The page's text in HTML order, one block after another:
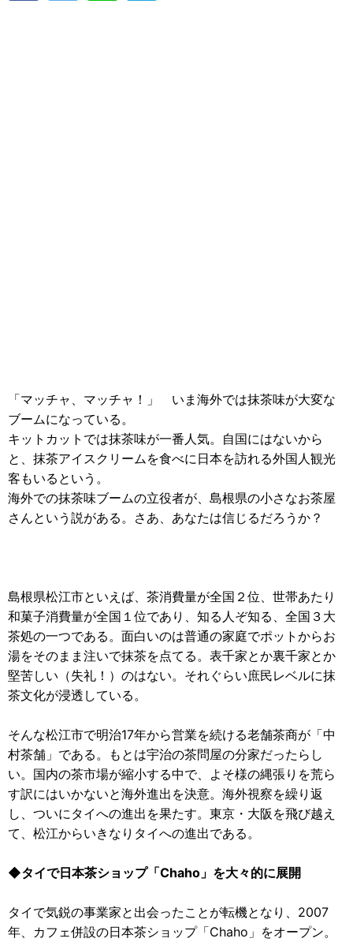
「マッチャ、マッチャ！」 いま海外では抹茶味が大変な
ブームになっている。
キットカットでは抹茶味が一番人気。自国にはないから
と、抹茶アイスクリームを食べに日本を訪れる外国人観光
客もいるという。
海外での抹茶味ブームの立役者が、島根県の小さなお茶屋
さんという説がある。さあ、あなたは信じるだろうか？
島根県松江市といえば、茶消費量が全国２位、世帯あたり
和菓子消費量が全国１位であり、知る人ぞ知る、全国３大
茶処の一つである。面白いのは普通の家庭でポットからお
湯をそのまま注いで抹茶を点てる。表千家とか裏千家とか
堅苦しい（失礼！）のはない。それぐらい庶民レベルに抹
茶文化が浸透している。
そんな松江市で明治17年から営業を続ける老舗茶商が「中
村茶舗」である。もとは宇治の茶問屋の分家だったらし
い。国内の茶市場が縮小する中で、よそ様の縄張りを荒ら
す訳にはいかないと海外進出を決意。海外視察を繰り返
し、ついにタイへの進出を果たす。東京・大阪を飛び越え
て、松江からいきなりタイへの進出である。
◆タイで日本茶ショップ「Chaho」を大々的に展開
タイで気鋭の事業家と出会ったことが転機となり、2007
年、カフェ併設の日本茶ショップ「Chaho」をオープン。